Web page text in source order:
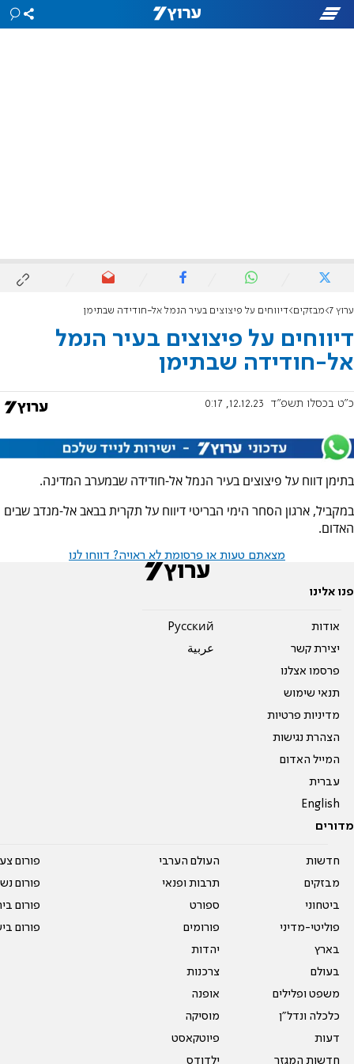
ערוץ 7 מבזקים דיווחים על פיצוצים בעיר הנמל אל-חודידה שבתימן
דיווחים על פיצוצים בעיר הנמל
אל-חודידה שבתימן
כ"ט בכסלו תשפ"ד 12.12.23, 0:17
בתימן דווח על פיצוצים בעיר הנמל אל-חודידה שבמערב המדינה.
במקביל, ארגון הסחר הימי הבריטי דיווח על תקרית בבאב אל-מנדב שבים
האדום.
מצאתם טעות או פרסומת לא ראויה? דווחו לנו
פנו אלינו
אודות
יצירת קשר
פרסמו אצלנו
תנאי שימוש
מדיניות פרטיות
הצהרת נגישות
המייל האדום
עברית
English
Pусский
عربية
מדורים
חדשות
מבזקים
ביטחוני
פוליטי-מדיני
בארץ
בעולם
משפט ופלילים
כלכלה ונדל"ן
דעות
חדשות המגזר
העולם הערבי
תרבות ופנאי
ספורט
פורומים
יהדות
צרכנות
אופנה
מוסיקה
פיוטקאסט
ילדודס
פורום
פורום
פורום
פורום